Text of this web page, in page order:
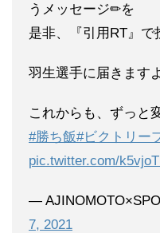
うメッセージ✏を
是非、『引用RT』
羽生選手に届きます
これからも、ずっと
#勝ち飯#ビクトリー
pic.twitter.com/
—
7, 2021